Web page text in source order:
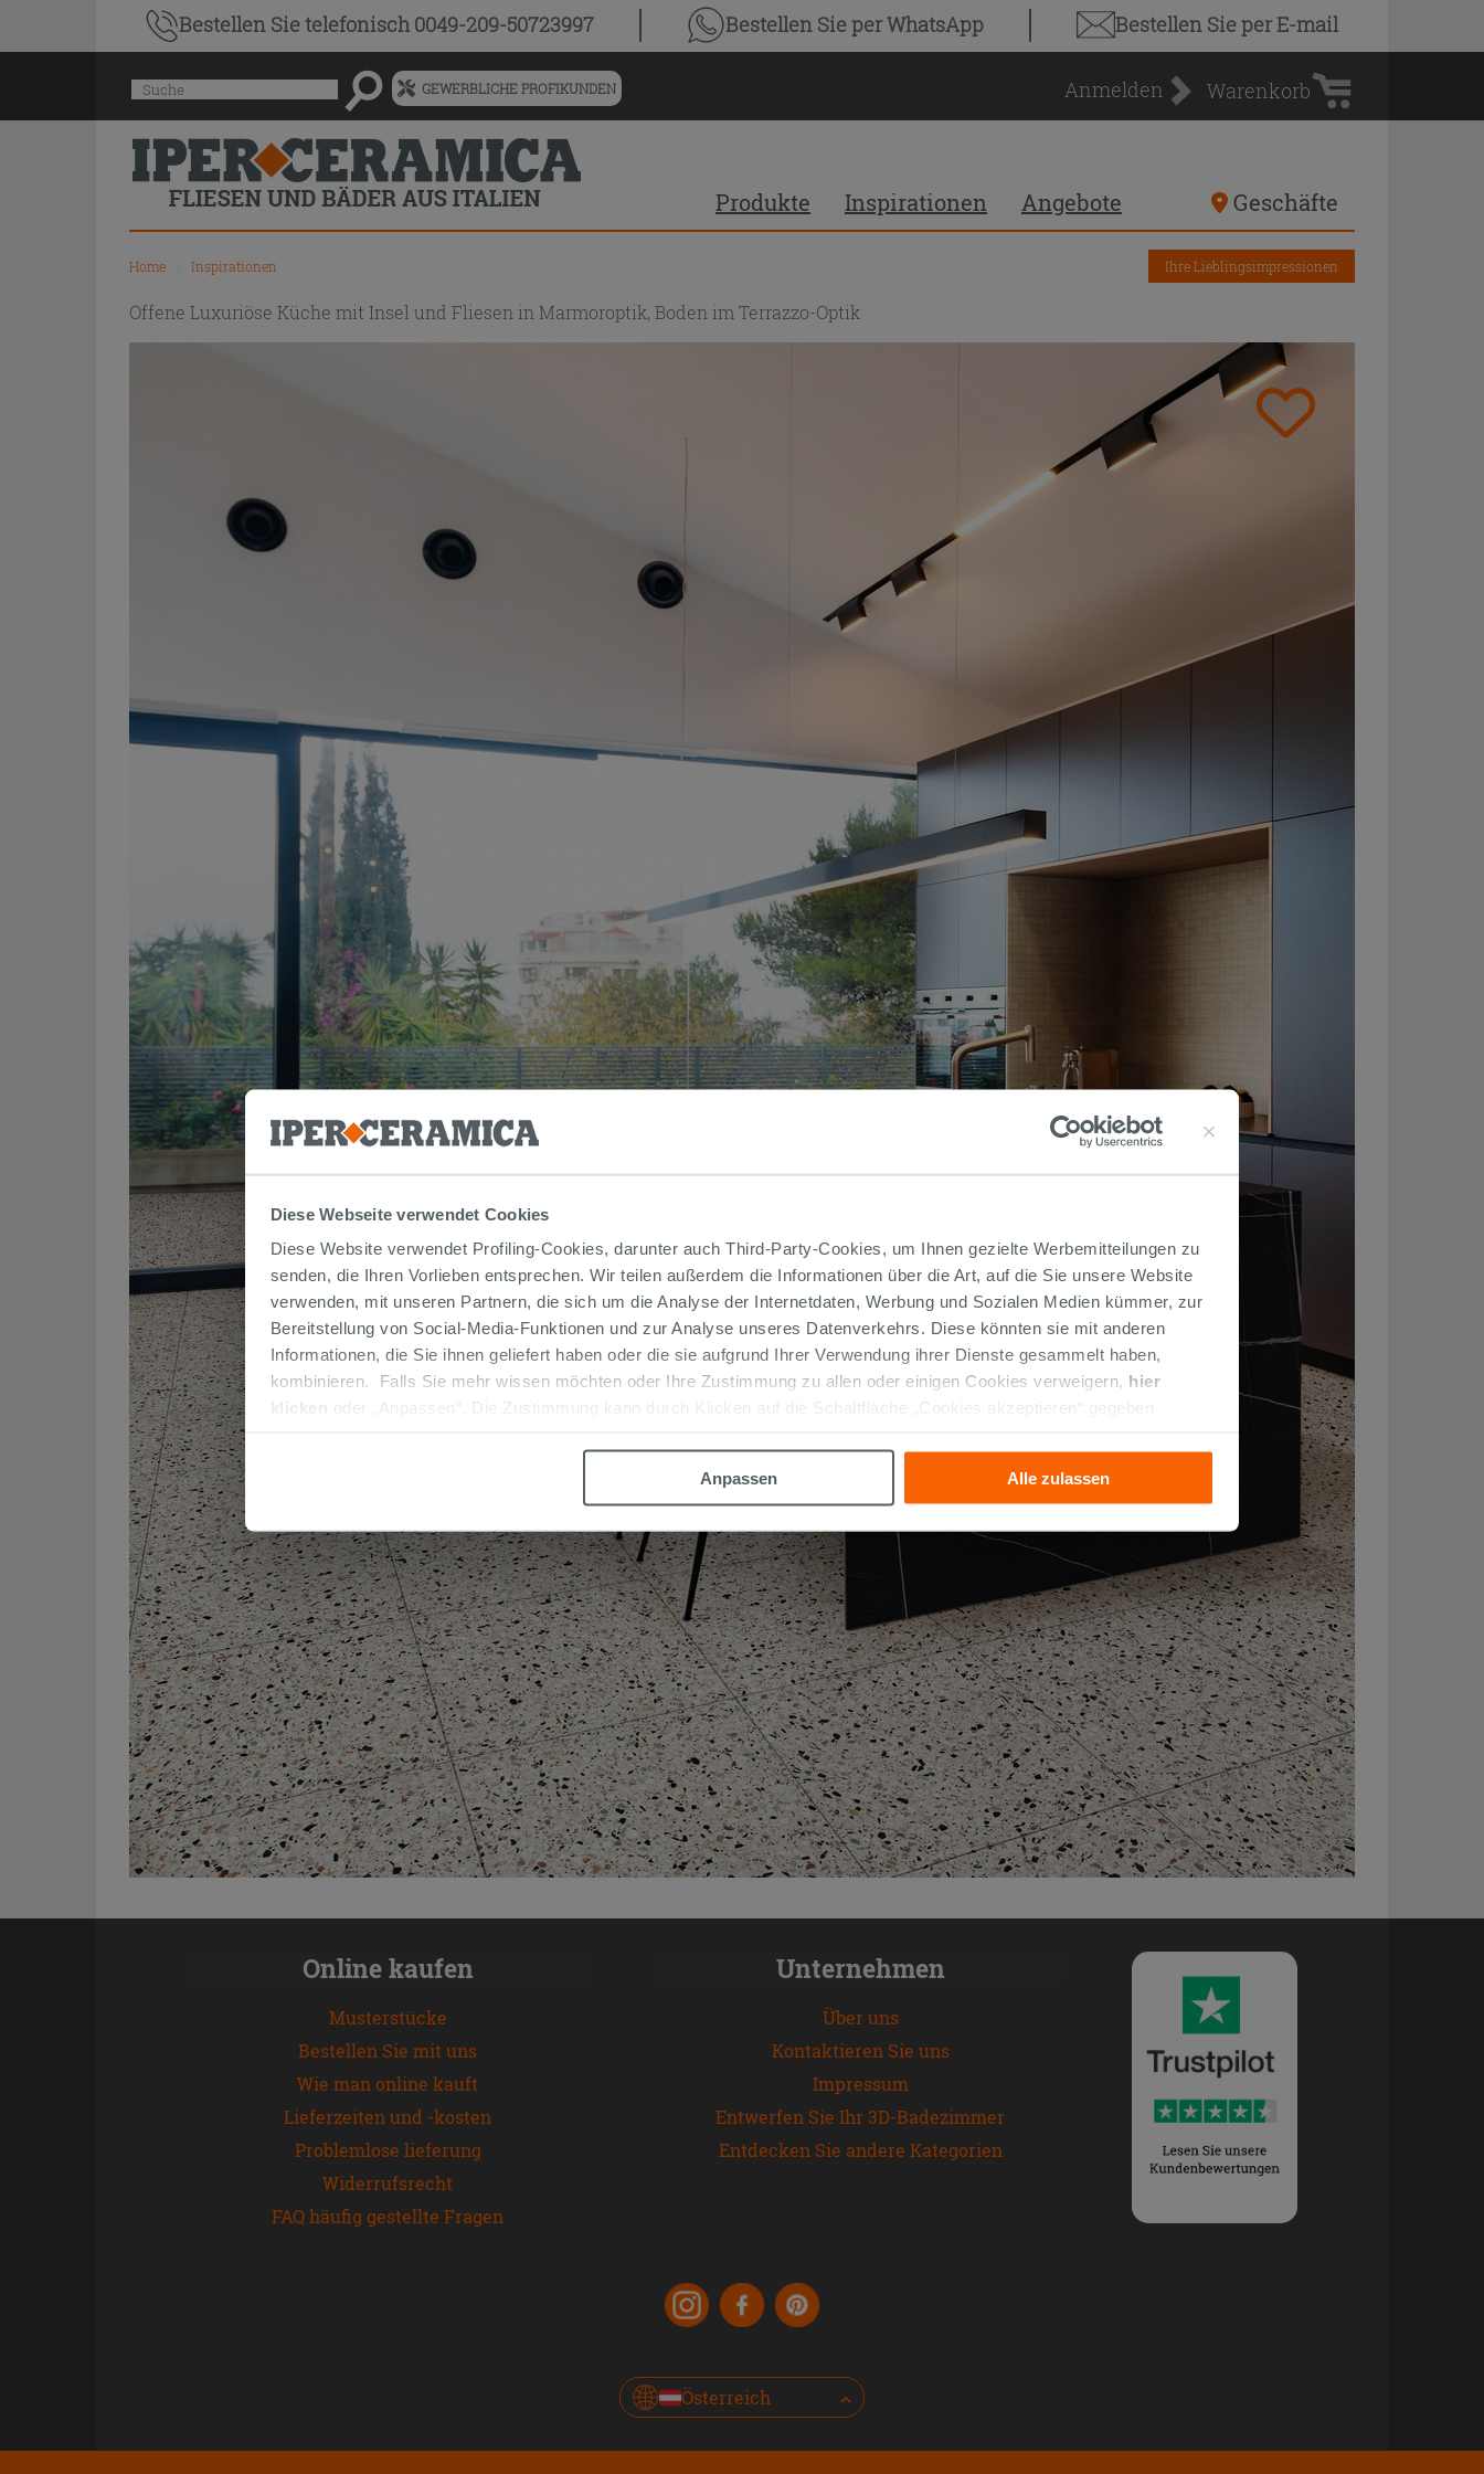
Diese Webseite verwendet Cookies
Diese Website verwendet Profiling-Cookies, darunter auch Third-Party-Cookies, um Ihnen gezielte Werbemitteilungen zu
senden, die Ihren Vorlieben entsprechen. Wir teilen außerdem die Informationen über die Art, auf die Sie unsere Website
verwenden, mit unseren Partnern, die sich um die Analyse der Internetdaten, Werbung und Sozialen Medien kümmer, zur
Bereitstellung von Social-Media-Funktionen und zur Analyse unseres Datenverkehrs. Diese könnten sie mit anderen
Informationen, die Sie ihnen geliefert haben oder die sie aufgrund Ihrer Verwendung ihrer Dienste gesammelt haben,
kombinieren. Falls Sie mehr wissen möchten oder Ihre Zustimmung zu allen oder einigen Cookies verweigern, hier
klicken
oder „Anpassen“. Die Zustimmung kann durch Klicken auf die Schaltfläche „Cookies akzeptieren“ gegeben
Anpassen
Alle zulassen
Bestellen Sietelefonisch 0049-209-50723997 Bestellen Sieper WhatsApp Bestellen Sieper E-mail
Menü
für
vorgeschlagenen
Siteinhalt
und
Suchprotokoll
Suche GEWERBLICHE PROFIKUNDEN Anmelden
Warenkorb
Warenkorb
Produkte Inspirationen Angebote Geschäfte
Home Inspirationen Ihre Lieblingsimpressionen
Offene Luxuriöse Küche mit Insel und Fliesen in Marmoroptik, Boden im Terrazzo-Optik
Online kaufen
Musterstücke
Bestellen Sie mit uns
Wie man online kauft
Lieferzeiten und -kosten
Problemlose lieferung
Widerrufsrecht
FAQ häufig gestellte Fragen
Unternehmen
Über uns
Kontaktieren Sie uns
Impressum
Entwerfen Sie Ihr 3D-Badezimmer
Entdecken Sie andere Kategorien
Österreich